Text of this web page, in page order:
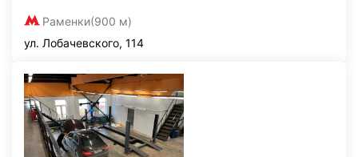
Раменки(900 м)
ул. Лобачевского, 114